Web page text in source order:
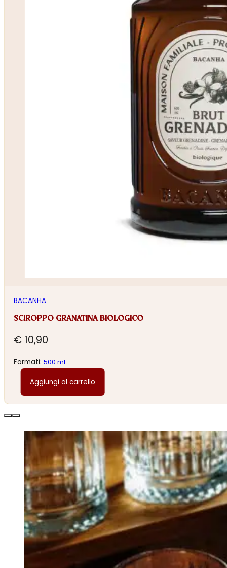
BACANHA
SCIROPPO GRANATINA BIOLOGICO
€ 10,90
Formati:500 ml
Aggiungi al carrello